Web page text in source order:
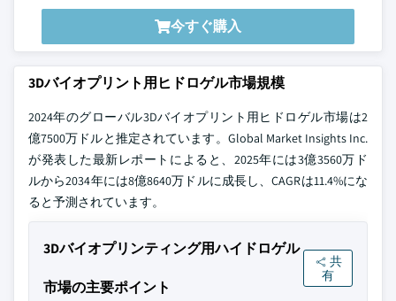
今すぐ購入
3Dバイオプリント用ヒドロゲル市場規模
2024年のグローバル3Dバイオプリント用ヒドロゲル市場は2
億7500万ドルと推定されています。Global Market Insights Inc.
が発表した最新レポートによると、2025年には3億3560万ド
ルから2034年には8億8640万ドルに成長し、CAGRは11.4%にな
ると予測されています。
3Dバイオプリンティング用ハイドロゲル
市場の主要ポイント
共
有